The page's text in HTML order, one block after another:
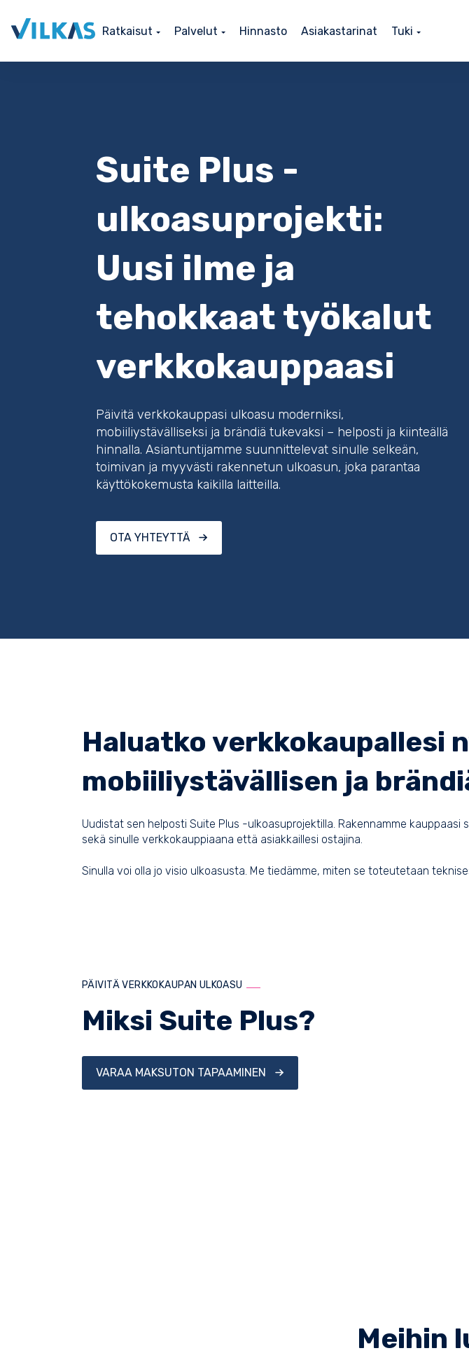
Ratkaisut Palvelut Hinnasto Asiakastarinat Tuki
Suite Plus -
ulkoasuprojekti:
Uusi ilme ja
tehokkaat työkalut
verkkokauppaasi
Päivitä verkkokauppasi ulkoasu moderniksi,
mobiiliystävälliseksi ja brändiä tukevaksi – helposti ja kiinteällä
hinnalla. Asiantuntijamme suunnittelevat sinulle selkeän,
toimivan ja myyvästi rakennetun ulkoasun, joka parantaa
käyttökokemusta kaikilla laitteilla.
OTA YHTEYTTÄ
Haluatko verkkokaupallesi
mobiiliystävällisen ja
Uudistat sen helposti Suite Plus -ulkoasuprojektilla. Rakennamme
sekä sinulle verkkokauppiaana että asiakkaillesi ostajina.
Sinulla voi olla jo visio ulkoasusta. Me tiedämme, miten se toteutetaan
PÄIVITÄ VERKKOKAUPAN ULKOASU
Miksi Suite Plus?
VARAA MAKSUTON TAPAAMINEN
Meihin